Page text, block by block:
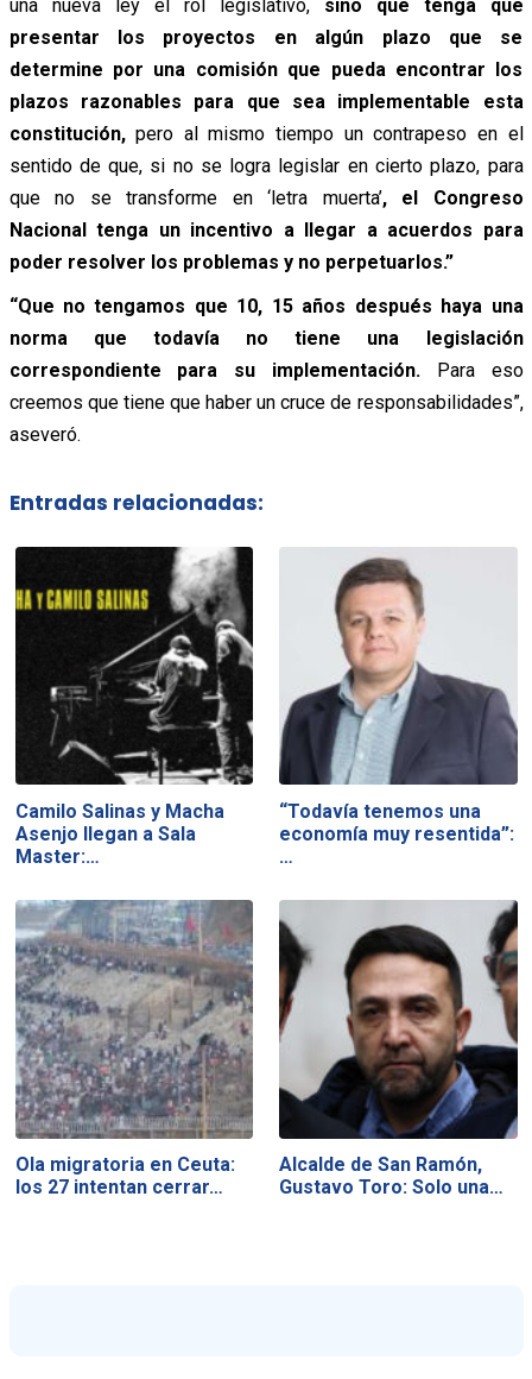
una nueva ley el rol legislativo, sino que tenga que
presentar los proyectos en algún plazo que se
determine por una comisión que pueda encontrar los
plazos razonables para que sea implementable esta
constitución,pero al mismo tiempo un contrapeso en el
sentido de que, si no se logra legislar en cierto plazo, para
que no se transforme en ‘letra muerta’, el Congreso
Nacional tenga un incentivo a llegar a acuerdos para
poder resolver los problemas y no perpetuarlos.”
“Que no tengamos que 10, 15 años después haya una
norma que todavía no tiene una legislación
correspondiente para su implementación. Para eso
creemos que tiene que haber un cruce de responsabilidades”,
aseveró.
Entradas relacionadas:
Camilo Salinas y Macha
Asenjo llegan a Sala
Master:…
“Todavía tenemos una
economía muy resentida”:
…
Ola migratoria en Ceuta:
los 27 intentan cerrar…
Alcalde de San Ramón,
Gustavo Toro: Solo una…